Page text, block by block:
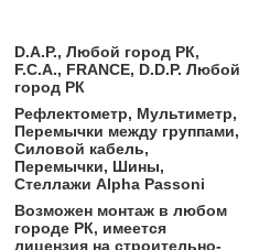
D.A.P., Любой город РК,
F.C.A., FRANCE, D.D.P. Любой
город РК
Рефлектометр, Мультиметр,
Перемычки между группами,
Силовой кабель,
Перемычки, Шины,
Стеллажи Alpha Passoni
Возможен монтаж в любом
городе РК, имеется
лицензия на строительно-